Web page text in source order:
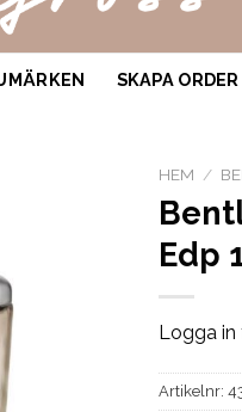
SKAPA ORDER
HEM /
Edp
Logga in
Artikelnr: